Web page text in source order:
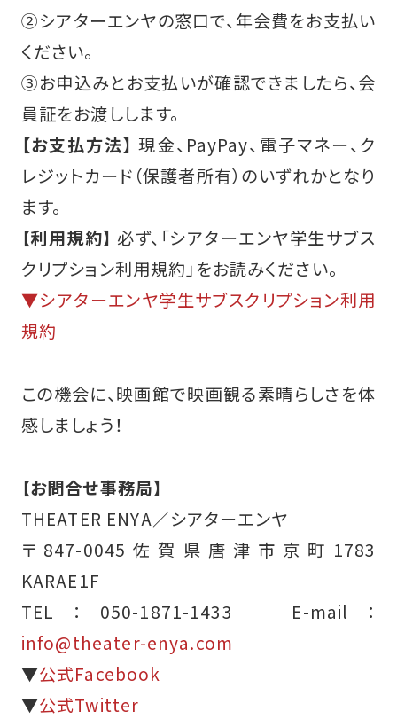
②シアターエンヤの窓口で、年会費をお支払い
ください。
③お申込みとお支払いが確認できましたら、会
員証をお渡しします。
【お支払方法】 現金、PayPay、電子マネー、ク
レジットカード（保護者所有）のいずれかとなり
ます。
【利用規約】 必ず、「シアターエンヤ学生サブス
クリプション利用規約」をお読みください。
▼シアターエンヤ学生サブスクリプション利用
規約
この機会に、映画館で映画観る素晴らしさを体
感しましょう！
【お問合せ事務局】
THEATER ENYA／シアターエンヤ
〒847-0045佐賀県唐津市京町1783
KARAE1F
TEL：050-1871-1433 E-mail：
info@theater-enya.com
▼公式Facebook
▼公式Twitter